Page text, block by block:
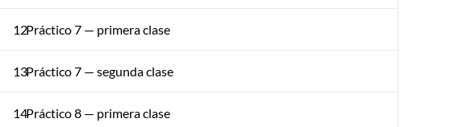
12Práctico 7 — primera clase
13Práctico 7 — segunda clase
14Práctico 8 — primera clase